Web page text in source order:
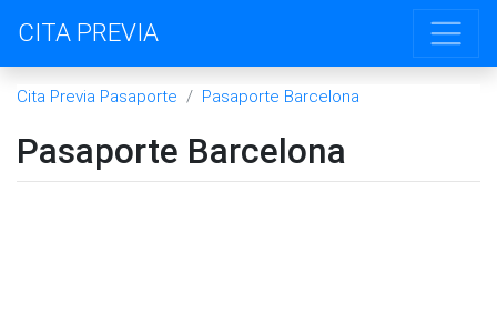
CITA PREVIA
Cita Previa Pasaporte Pasaporte Barcelona
Pasaporte Barcelona